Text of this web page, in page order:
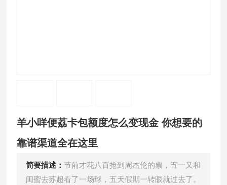
羊小咩便荔卡包额度怎么变现金 你想要的
靠谱渠道全在这里
简要描述：节前才花八百抢到周杰伦的票，五一又和
闺蜜去苏超看了一场球，五天假期一转眼就过去了。